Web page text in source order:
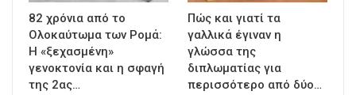
82 χρόνια από το
Ολοκαύτωμα των Ρομά:
Η «ξεχασμένη»
γενοκτονία και η σφαγή
της 2ας…
Πώς και γιατί τα
γαλλικά έγιναν η
γλώσσα της
διπλωματίας για
περισσότερο από δύο…